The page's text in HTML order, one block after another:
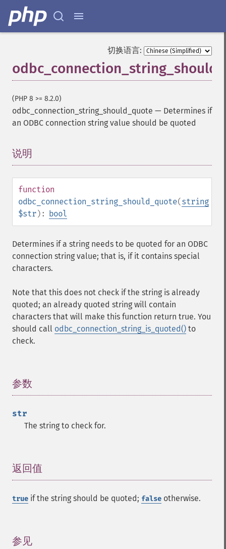
切换语言:
(PHP 8 >= 8.2.0)
odbc_connection_string_should_quote — Determines if
an ODBC connection string value should be quoted
说明
function
odbc_connection_string_should_quote(string
$str): bool
Determines if a string needs to be quoted for an ODBC
connection string value; that is, if it contains special
characters.
Note that this does not check if the string is already
quoted; an already quoted string will contain
characters that will make this function return true. You
should call odbc_connection_string_is_quoted() to
check.
参数
str
The string to check for.
返回值
true if the string should be quoted; false otherwise.
参见